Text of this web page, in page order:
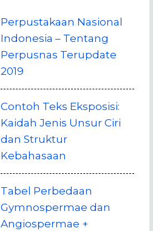
Perpustakaan Nasional
Indonesia – Tentang
Perpusnas Terupdate
2019
Contoh Teks Eksposisi:
Kaidah Jenis Unsur Ciri
dan Struktur
Kebahasaan
Tabel Perbedaan
Gymnospermae dan
Angiospermae +